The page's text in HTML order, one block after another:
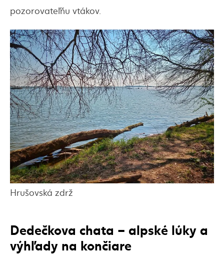
pozorovateľňu vtákov.
Hrušovská zdrž
Dedečkova chata – alpské lúky a
výhľady na končiare